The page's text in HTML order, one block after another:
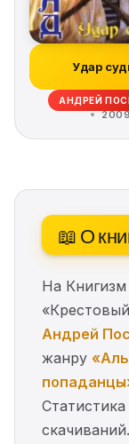
Удар
АНДРЕЙ
📖 О
На
Андрей
жанру